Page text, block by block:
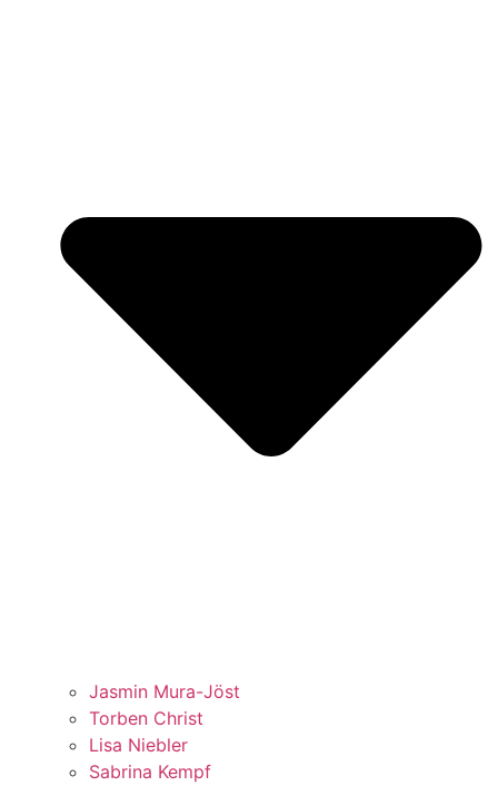
Jasmin Mura-Jöst
Torben Christ
Lisa Niebler
Sabrina Kempf